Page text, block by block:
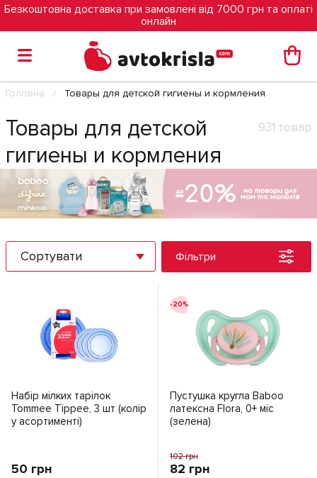
Безкоштовна доставка при замовлені від 7000 грн та оплаті
онлайн
Головна Товары для детской гигиены и кормления
Товары для детской
гигиены и кормления
931 товар
Сортувати Фільтри
Набір мілких тарілок
Tommee Tippee, 3 шт (колір
у асортименті)
50 грн
-20%
Пустушка кругла Baboo
латексна Flora, 0+ міс
(зелена)
102 грн
82 грн